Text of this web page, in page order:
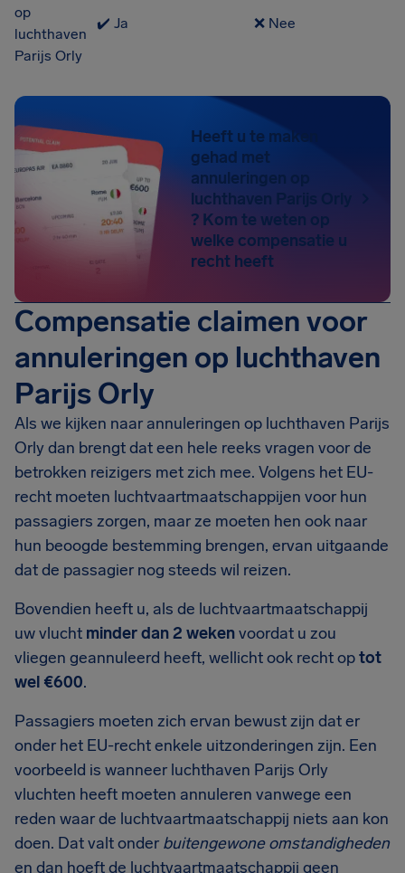
op
luchthaven
Parijs Orly
✔️ Ja ❌ Nee
Heeft u te maken
gehad met
annuleringen op
luchthaven Parijs Orly
? Kom te weten op
welke compensatie u
recht heeft
Compensatie claimen voor
annuleringen op luchthaven
Parijs Orly
Als we kijken naar annuleringen op luchthaven Parijs
Orly dan brengt dat een hele reeks vragen voor de
betrokken reizigers met zich mee. Volgens het EU-
recht moeten luchtvaartmaatschappijen voor hun
passagiers zorgen, maar ze moeten hen ook naar
hun beoogde bestemming brengen, ervan uitgaande
dat de passagier nog steeds wil reizen.
Bovendien heeft u, als de luchtvaartmaatschappij
uw vlucht minder dan 2 wekenvoordat u zou
vliegen geannuleerd heeft, wellicht ook recht optot
wel €600.
Passagiers moeten zich ervan bewust zijn dat er
onder het EU-recht enkele uitzonderingen zijn. Een
voorbeeld is wanneer luchthaven Parijs Orly
vluchten heeft moeten annuleren vanwege een
reden waar de luchtvaartmaatschappij niets aan kon
doen. Dat valt onder buitengewone omstandigheden
en dan hoeft de luchtvaartmaatschappij geen